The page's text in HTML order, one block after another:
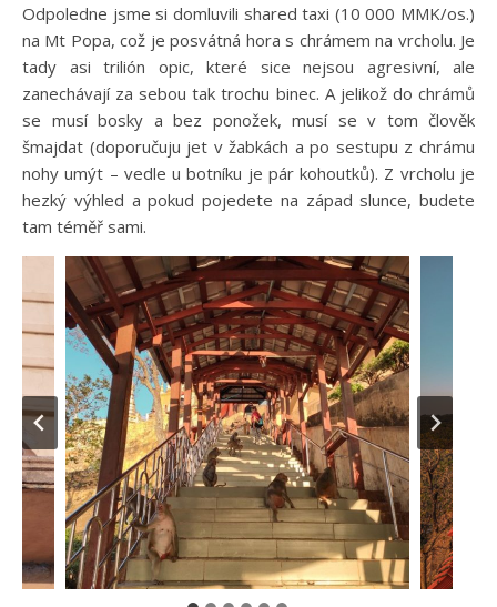
Odpoledne jsme si domluvili shared taxi (10 000 MMK/os.)
na Mt Popa, což je posvátná hora s chrámem na vrcholu. Je
tady asi trilión opic, které sice nejsou agresivní, ale
zanechávají za sebou tak trochu binec. A jelikož do chrámů
se musí bosky a bez ponožek, musí se v tom člověk
šmajdat (doporučuju jet v žabkách a po sestupu z chrámu
nohy umýt – vedle u botníku je pár kohoutků). Z vrcholu je
hezký výhled a pokud pojedete na západ slunce, budete
tam téměř sami.